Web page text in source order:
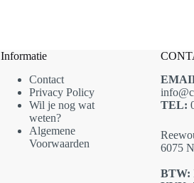
Informatie
Contact
Privacy Policy
Wil je nog wat
weten?
Algemene
Voorwaarden
TEL:
6075
BTW: